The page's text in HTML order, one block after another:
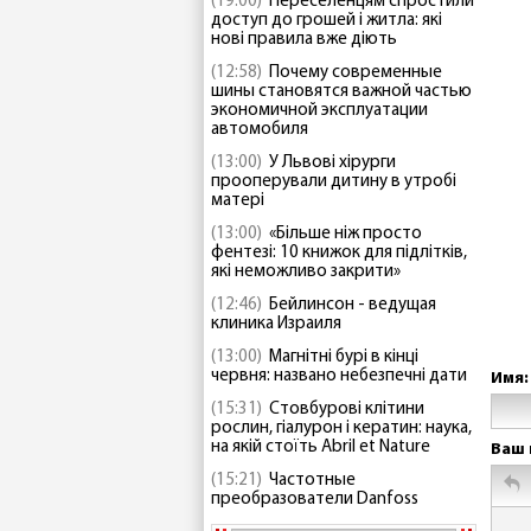
доступ до грошей і житла: які
нові правила вже діють
(12:58) Почему современные
шины становятся важной частью
экономичной эксплуатации
автомобиля
(13:00) У Львові хірурги
прооперували дитину в утробі
матері
(13:00) «Більше ніж просто
фентезі: 10 книжок для підлітків,
які неможливо закрити»
(12:46) Бейлинсон - ведущая
клиника Израиля
(13:00) Магнітні бурі в кінці
червня: названо небезпечні дати
(15:31) Стовбурові клітини
рослин, гіалурон і кератин: наука,
на якій стоїть Abril et Nature
(15:21) Частотные
преобразователи Danfoss
Имя:
Ваш